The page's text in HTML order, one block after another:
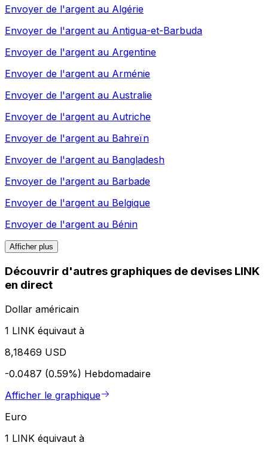
Envoyer de l'argent au Algérie
Envoyer de l'argent au Antigua-et-Barbuda
Envoyer de l'argent au Argentine
Envoyer de l'argent au Arménie
Envoyer de l'argent au Australie
Envoyer de l'argent au Autriche
Envoyer de l'argent au Bahreïn
Envoyer de l'argent au Bangladesh
Envoyer de l'argent au Barbade
Envoyer de l'argent au Belgique
Envoyer de l'argent au Bénin
Afficher plus
Découvrir d'autres graphiques de devises LINK
en direct
Dollar américain
1 LINK équivaut à
8,18469 USD
-0.0487 (0.59%) Hebdomadaire
Afficher le graphique
Euro
1 LINK équivaut à